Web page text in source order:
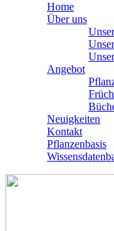
Home
Über uns
Angebot
Neuigkeiten
Kontakt
Pflanzenbasis